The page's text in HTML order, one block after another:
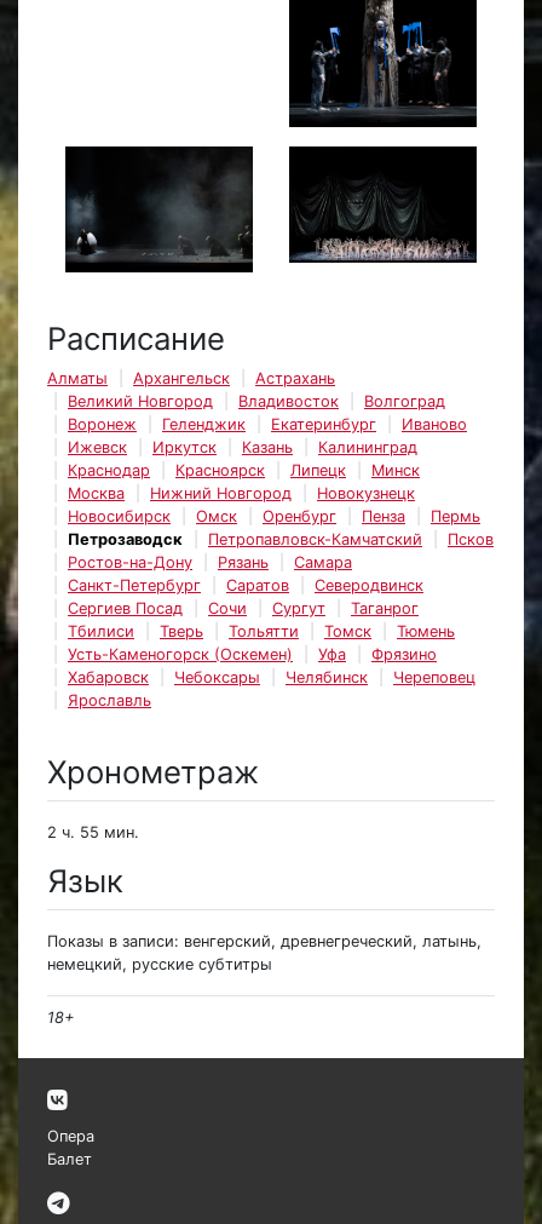
Расписание
Алматы Архангельск
Астрахань
Великий Новгород
Владивосток
Волгоград
Воронеж
Геленджик Екатеринбург
Иваново
Ижевск
Иркутск Казань
Калининград
Краснодар
Красноярск Липецк
Минск
Москва
Нижний Новгород
Новокузнецк
Новосибирск
Омск Оренбург Пенза
Пермь
Петрозаводск
Петропавловск-Камчатский
Псков
Ростов-на-Дону
Рязань
Самара
Санкт-Петербург
Саратов
Северодвинск
Сергиев Посад
Сочи Сургут
Таганрог
Тбилиси
Тверь Тольятти Томск
Тюмень
Усть-Каменогорск (Оскемен)
Уфа
Фрязино
Хабаровск
Чебоксары Челябинск
Череповец
Ярославль
Хронометраж
2 ч. 55 мин.
Язык
Показы в записи: венгерский, древнегреческий, латынь,
немецкий, русские субтитры
18+
Опера
Балет